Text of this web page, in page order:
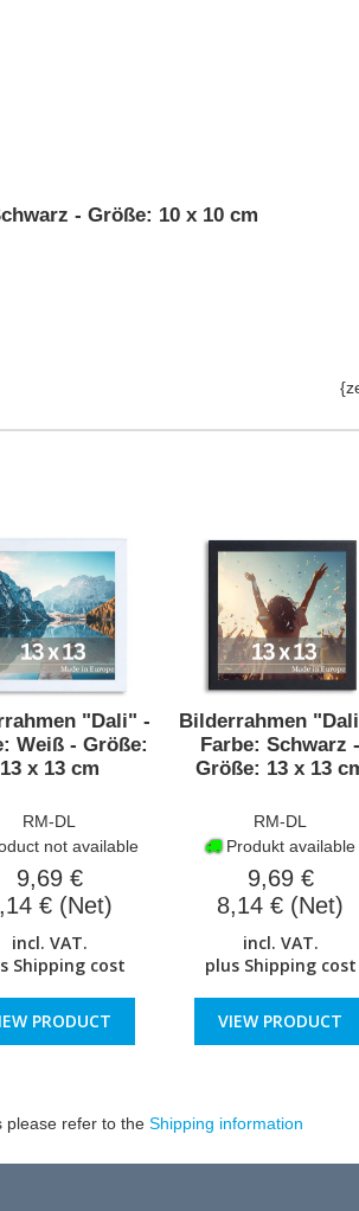
- Größe: 10 x 10 cm
"Dali" -
Weiß - Größe:
13 x 13 cm
RM-DL
not available
9,69 €
€ (Net)
incl. VAT.
Shipping cost
PRODUCT
Bilderrahmen
Farbe: Schwarz -
Größe: 13 x 13
RM-DL
Produkt available
9,69 €
8,14 € (Net)
incl. VAT.
plus Shipping cost
VIEW PRODUCT
please refer to the Shipping information